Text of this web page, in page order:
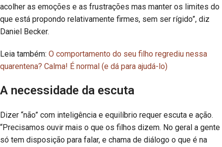
acolher as emoções e as frustrações mas manter os limites do
que está propondo relativamente firmes, sem ser rígido”, diz
Daniel Becker.
Leia também: O comportamento do seu filho regrediu nessa
quarentena? Calma! É normal (e dá para ajudá-lo)
A necessidade da escuta
Dizer “não” com inteligência e equilíbrio requer escuta e ação.
“Precisamos ouvir mais o que os filhos dizem. No geral a gente
só tem disposição para falar, e chama de diálogo o que é na